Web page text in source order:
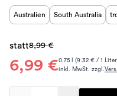
Australien South Australia
6,99 €
statt8,99 €
0.75 l (9.32 € / 1
inkl. MwSt. zzgl.